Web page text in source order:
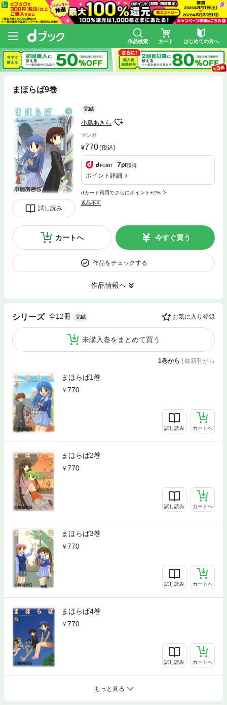
作品検索 カート はじめての方へ
まほらば9巻
試し読み
完結
小島あきら
マンガ
770(税込)
7pt獲得
ポイント詳細
dカード利用でさらにポイント+2%
返品不可
カートへ 今すぐ買う
作品をチェックする
作品情報へ
シリーズ 全12冊 完結 お気に入り登録
未購入巻をまとめて買う
1巻から | 最新刊から
まほらば1巻
770
試し読み カートへ
まほらば2巻
770
試し読み カートへ
まほらば3巻
770
試し読み カートへ
まほらば4巻
770
試し読み カートへ
もっと見る